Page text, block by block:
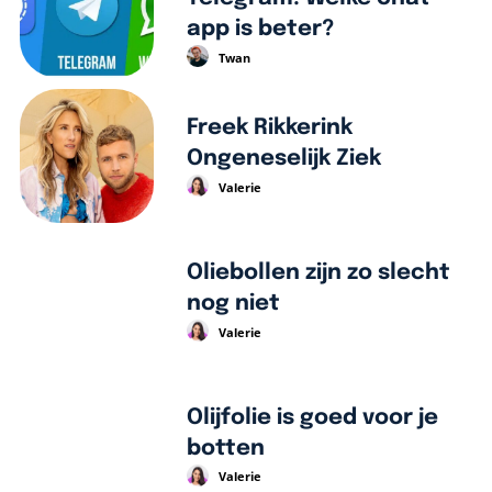
app is beter?
Twan
Freek Rikkerink
Ongeneselijk Ziek
Valerie
Oliebollen zijn zo slecht
nog niet
Valerie
Olijfolie is goed voor je
botten
Valerie